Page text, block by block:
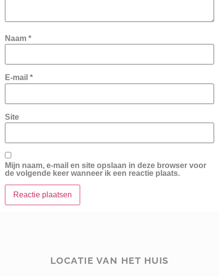
Naam *
E-mail *
Site
Mijn naam, e-mail en site opslaan in deze browser voor
de volgende keer wanneer ik een reactie plaats.
LOCATIE VAN HET HUIS